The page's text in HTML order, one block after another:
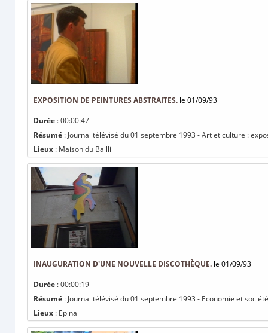
EXPOSITION DE PEINTURES ABSTRAITES. le 01/09/93
Durée : 00:00:47
Résumé : Journal télévisé du 01 septembre 1993 - Art et culture :
Lieux : Maison du Bailli
INAUGURATION D'UNE NOUVELLE DISCOTHÈQUE. le 01/09/93
Durée : 00:00:19
Résumé : Journal télévisé du 01 septembre 1993 - Economie et
Lieux : Epinal